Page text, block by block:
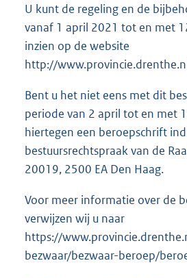
U kunt de regeling en de
vanaf 1 april 2021 tot en met
inzien op de website
http://
Bent u het niet eens met dit
periode van 2 april tot en met
hiertegen een beroepschrift
bestuursrechtspraak van de
20019, 2500 EA Den Haag.
Voor meer informatie over de
verwijzen wij u naar
https://
bezwaar/bezwaar-beroep/